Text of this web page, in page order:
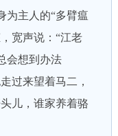
为主人的“多臂瘟
宽声说：“江老
会想到办法
过来望着马二，
儿，谁家养着骆